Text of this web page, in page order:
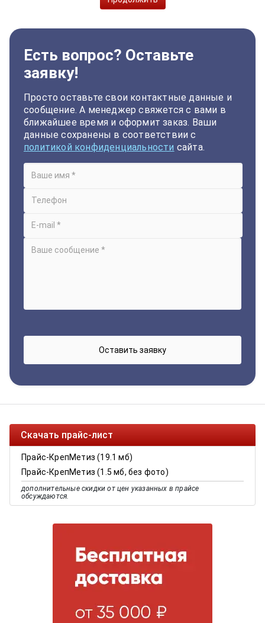
Есть вопрос? Оставьте
заявку!
Просто оставьте свои контактные данные и
сообщение. А менеджер свяжется с вами в
ближайшее время и оформит заказ. Ваши
данные сохранены в соответствии с
политикой конфиденциальности сайта.
Скачать прайс-лист
Прайс-КрепМетиз (19.1 мб)
Прайс-КрепМетиз (1.5 мб, без фото)
дополнительные скидки от цен указанных в прайсе
обсуждаются.